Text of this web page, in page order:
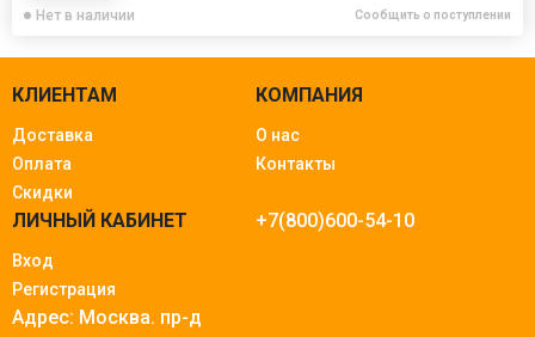
Нет в наличии Сообщить о поступлении
КЛИЕНТАМ
Доставка
Оплата
Скидки
КОМПАНИЯ
О нас
Контакты
ЛИЧНЫЙ КАБИНЕТ
Вход
Регистрация
+7(800)600-54-10
Адрес: Москва. пр-д